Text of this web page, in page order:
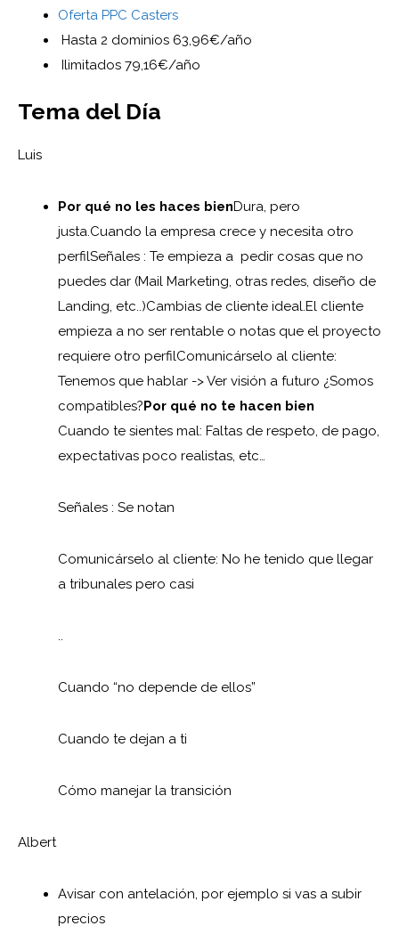
Oferta PPC Casters
Hasta 2 dominios 63,96€/año
Ilimitados 79,16€/año
Tema del Día
Luis
Por qué no les haces bienDura, pero
justa.Cuando la empresa crece y necesita otro
perfilSeñales : Te empieza a pedir cosas que no
puedes dar (Mail Marketing, otras redes, diseño de
Landing, etc..)Cambias de cliente ideal.El cliente
empieza a no ser rentable o notas que el proyecto
requiere otro perfilComunicárselo al cliente:
Tenemos que hablar -> Ver visión a futuro ¿Somos
compatibles?Por qué no te hacen bien
Cuando te sientes mal: Faltas de respeto, de pago,
expectativas poco realistas, etc…
Señales : Se notan
Comunicárselo al cliente: No he tenido que llegar
a tribunales pero casi
..
Cuando “no depende de ellos”
Cuando te dejan a ti
Cómo manejar la transición
Albert
Avisar con antelación, por ejemplo si vas a subir
precios